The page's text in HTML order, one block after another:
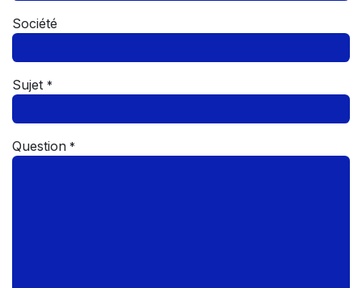
Société
Sujet *
Question *